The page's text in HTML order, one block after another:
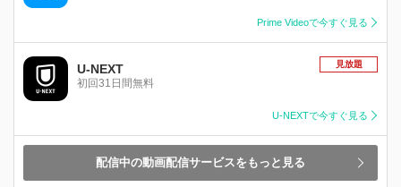
Prime Videoで今すぐ見る
U-NEXT
初回31日間無料
見放題
U-NEXTで今すぐ見る
配信中の動画配信サービスをもっと見る